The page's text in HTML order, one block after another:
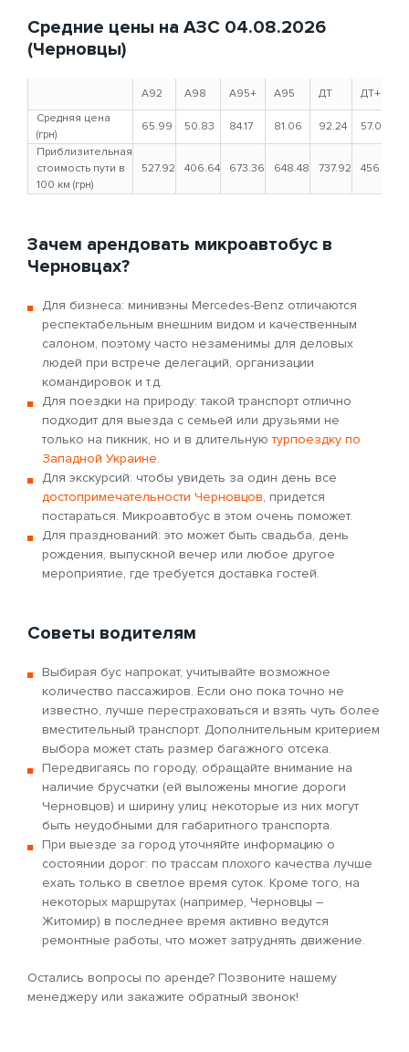
Средние цены на АЗС 04.08.2026
(Черновцы)
A92 A98 A95+ A95 ДТ ДТ+
Средняя цена
(грн)
65.99 50.83 84.17 81.06 92.24 57.00
Приблизительная
стоимость пути в
100 км (грн)
527.92 406.64 673.36 648.48 737.92 456
Зачем арендовать микроавтобус в
Черновцах?
Для бизнеса: минивэны Mercedes-Benz отличаются
респектабельным внешним видом и качественным
салоном, поэтому часто незаменимы для деловых
людей при встрече делегаций, организации
командировок и т.д.
Для поездки на природу: такой транспорт отлично
подходит для выезда с семьей или друзьями не
только на пикник, но и в длительную турпоездку по
Западной Украине.
Для экскурсий: чтобы увидеть за один день все
достопримечательности Черновцов, придется
постараться. Микроавтобус в этом очень поможет.
Для празднований: это может быть свадьба, день
рождения, выпускной вечер или любое другое
мероприятие, где требуется доставка гостей.
Советы водителям
Выбирая бус напрокат, учитывайте возможное
количество пассажиров. Если оно пока точно не
известно, лучше перестраховаться и взять чуть более
вместительный транспорт. Дополнительным критерием
выбора может стать размер багажного отсека.
Передвигаясь по городу, обращайте внимание на
наличие брусчатки (ей выложены многие дороги
Черновцов) и ширину улиц: некоторые из них могут
быть неудобными для габаритного транспорта.
При выезде за город уточняйте информацию о
состоянии дорог: по трассам плохого качества лучше
ехать только в светлое время суток. Кроме того, на
некоторых маршрутах (например, Черновцы –
Житомир) в последнее время активно ведутся
ремонтные работы, что может затруднять движение.
Остались вопросы по аренде? Позвоните нашему
менеджеру или закажите обратный звонок!